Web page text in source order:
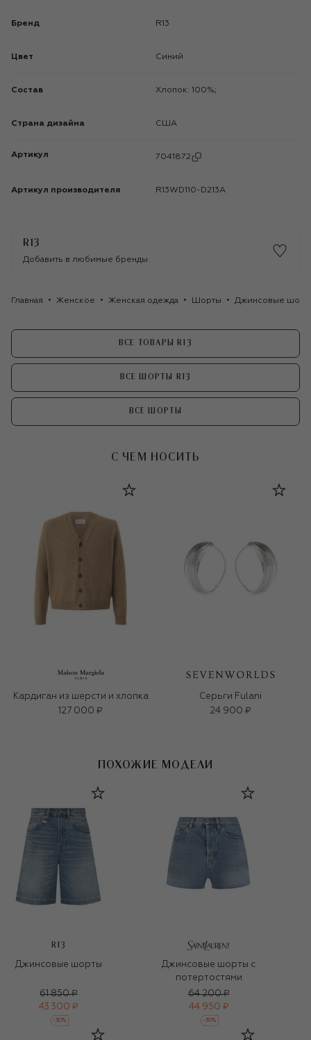
Бренд R13
Цвет Синий
Состав Хлопок: 100%;
Страна дизайна США
Артикул 7041872
Артикул производителя R13WD110-D213A
R13
Добавить в любимые бренды
Главная Женское Женская одежда Шорты Джинсовые
ВСЕ ТОВАРЫ R13
ВСЕ ШОРТЫ R13
ВСЕ ШОРТЫ
С ЧЕМ НОСИТЬ
Кардиган из шерсти и хлопка
127 000 ₽
Серьги Fulani
24 900 ₽
ПОХОЖИЕ МОДЕЛИ
R13
Джинсовые шорты
61 850 ₽
43 300 ₽
-30%
Джинсовые шорты с
потертостями
64 200 ₽
44 950 ₽
-30%